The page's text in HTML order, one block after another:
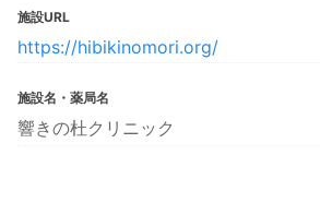
施設URL
https://hibikinomori.org/
施設名・薬局名
響きの杜クリニック